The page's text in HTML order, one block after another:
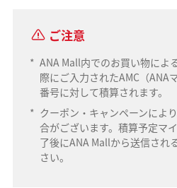
ご注意
* ANA Mall内でのお買い物によ
際にご入力されたAMC（ANA
番号に対して積算されます。
* クーポン・キャンペーンによ
合がございます。積算予定マ
了後にANA Mallから送信され
さい。